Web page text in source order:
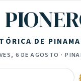
DE
6 DE AGOSTO ·